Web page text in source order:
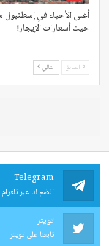
أغلى الأحياء في إسطنبول
حيث أسعارات الإيجار!
السابق التالي
Telegram
انضم لنا عبر تلغرام
تويتر
تابعنا على تويتر